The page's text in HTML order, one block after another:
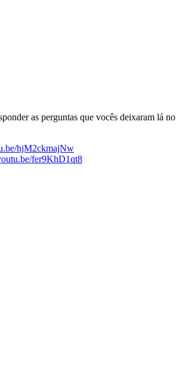
as perguntas que vocês deixaram lá no
hjM2ckmajNw
fer9KhD1qt8